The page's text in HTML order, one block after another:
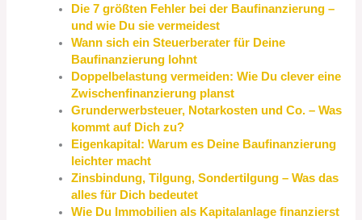
Die 7 größten Fehler bei der Baufinanzierung –
und wie Du sie vermeidest
Wann sich ein Steuerberater für Deine
Baufinanzierung lohnt
Doppelbelastung vermeiden: Wie Du clever eine
Zwischenfinanzierung planst
Grunderwerbsteuer, Notarkosten und Co. – Was
kommt auf Dich zu?
Eigenkapital: Warum es Deine Baufinanzierung
leichter macht
Zinsbindung, Tilgung, Sondertilgung – Was das
alles für Dich bedeutet
Wie Du Immobilien als Kapitalanlage finanzierst